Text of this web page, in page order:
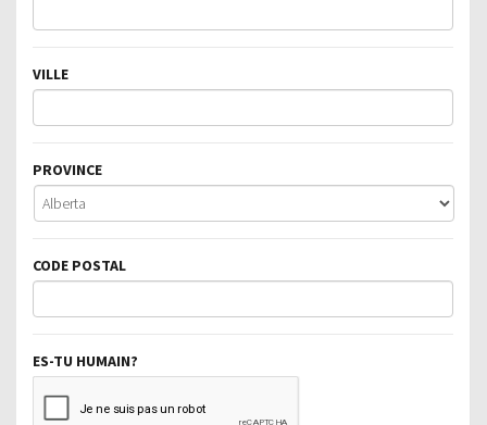
VILLE
PROVINCE
CODE POSTAL
ES-TU HUMAIN?